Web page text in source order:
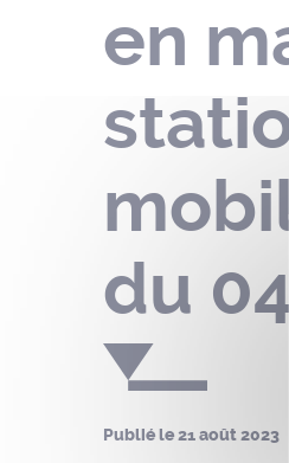
en
du
Publié le21 août 2023